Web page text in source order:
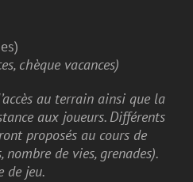
chèque vacances)
au terrain ainsi que la
aux joueurs. Différents
proposés au cours de
de vies, grenades).
de jeu.